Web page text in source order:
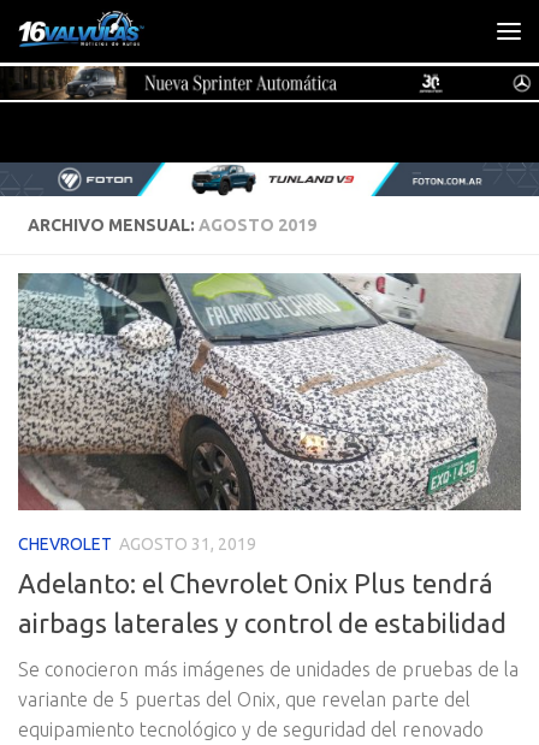
Saltar al contenido
ARCHIVO MENSUAL: AGOSTO 2019
CHEVROLET AGOSTO 31, 2019
Adelanto: el Chevrolet Onix Plus tendrá
airbags laterales y control de estabilidad
Se conocieron más imágenes de unidades de pruebas de la
variante de 5 puertas del Onix, que revelan parte del
equipamiento tecnológico y de seguridad del renovado